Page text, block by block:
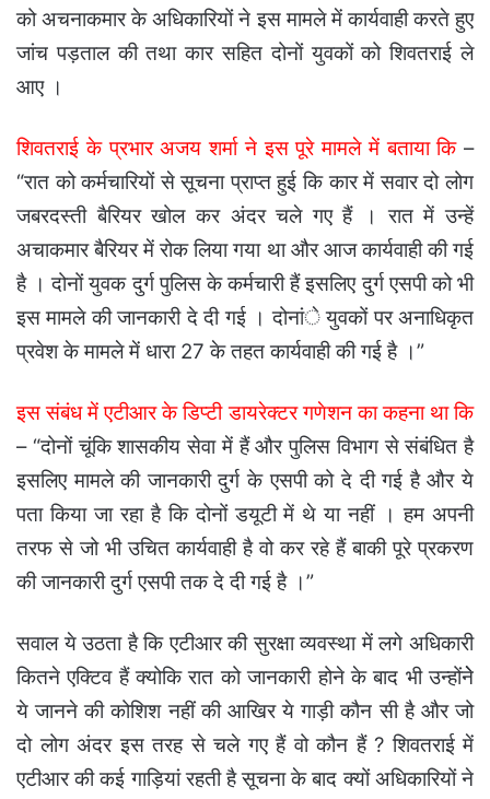
को अचनाकमार के अधिकारियों ने इस मामले में कार्यवाही करते हुए
जांच पड़ताल की तथा कार सहित दोनों युवकों को शिवतराई ले
आए ।
शिवतराई के प्रभार अजय शर्मा ने इस पूरे मामले में बताया कि–
“रात को कर्मचारियों से सूचना प्राप्त हुई कि कार में सवार दो लोग
जबरदस्ती बैरियर खोल कर अंदर चले गए हैं । रात में उन्हें
अचाकमार बैरियर में रोक लिया गया था और आज कार्यवाही की गई
है । दोनों युवक दुर्ग पुलिस के कर्मचारी हैं इसलिए दुर्ग एसपी को भी
इस मामले की जानकारी दे दी गई । दोनांे युवकों पर अनाधिकृत
प्रवेश के मामले में धारा 27 के तहत कार्यवाही की गई है ।”
इस संबंध में एटीआर के डिप्टी डायरेक्टर गणेशन का कहना था कि
– “दोनों चूंकि शासकीय सेवा में हैं और पुलिस विभाग से संबंधित है
इसलिए मामले की जानकारी दुर्ग के एसपी को दे दी गई है और ये
पता किया जा रहा है कि दोनों डयूटी में थे या नहीं । हम अपनी
तरफ से जो भी उचित कार्यवाही है वो कर रहे हैं बाकी पूरे प्रकरण
की जानकारी दुर्ग एसपी तक दे दी गई है ।”
सवाल ये उठता है कि एटीआर की सुरक्षा व्यवस्था में लगे अधिकारी
कितने एक्टिव हैं क्योकि रात को जानकारी होने के बाद भी उन्होंनेे
ये जानने की कोशिश नहीं की आखिर ये गाड़ी कौन सी है और जो
दो लोग अंदर इस तरह से चले गए हैं वो कौन हैं ? शिवतराई में
एटीआर की कई गाड़ियां रहती है सूचना के बाद क्यों अधिकारियों ने